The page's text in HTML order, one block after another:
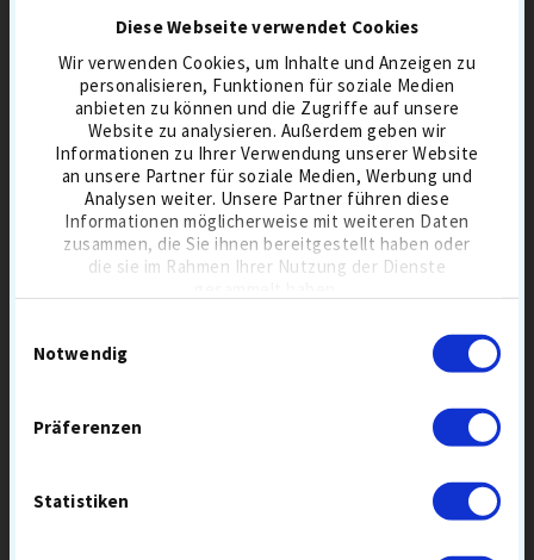
Diese Webseite verwendet Cookies
Wir verwenden Cookies, um Inhalte und Anzeigen zu
personalisieren, Funktionen für soziale Medien
anbieten zu können und die Zugriffe auf unsere
Website zu analysieren. Außerdem geben wir
Informationen zu Ihrer Verwendung unserer Website
an unsere Partner für soziale Medien, Werbung und
Analysen weiter. Unsere Partner führen diese
Informationen möglicherweise mit weiteren Daten
zusammen, die Sie ihnen bereitgestellt haben oder
die sie im Rahmen Ihrer Nutzung der Dienste
Notwendig
Präferenzen
Statistiken
TAYLORMADE TP5X
24,60 € 31,90
BESTSELLER 6 AUG
5-PIECE
BALLFLUG-HOCH
GREENSPIN HOCH
SCHALE URETHAN
TOURBÄLLE
KOMPRESSION HART
LAKEBALLS MIX
30,90 € 36,90
BESTSELLER 6 AUG
DISTANZBÄLLE
BALL MIX
SPARE
10,00
€